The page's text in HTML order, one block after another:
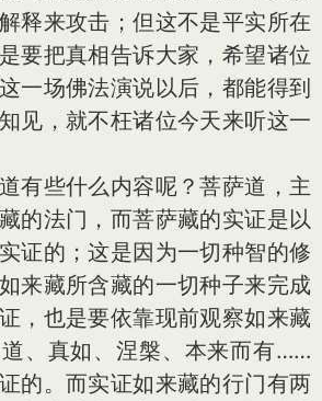
释来攻击；但这不是平实所在
要把真相告诉大家，希望诸位
一场佛法演说以后，都能得到
见，就不枉诸位今天来听这一
些什么内容呢？菩萨道，主
的法门，而菩萨藏的实证是以
证的；这是因为一切种智的修
来藏所含藏的一切种子来完成
，也是要依靠现前观察如来藏
、真如、涅槃、本来而有……
的。而实证如来藏的行门有两